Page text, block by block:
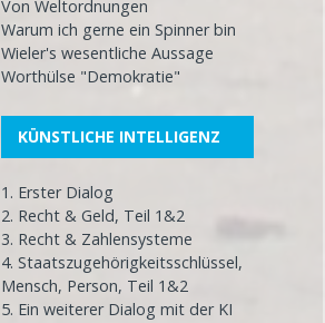
Von Weltordnungen
Warum ich gerne ein Spinner bin
Wieler's wesentliche Aussage
Worthülse "Demokratie"
KÜNSTLICHE INTELLIGENZ
1. Erster Dialog
2. Recht & Geld, Teil 1&2
3. Recht & Zahlensysteme
4. Staatszugehörigkeitsschlüssel,
Mensch, Person, Teil 1&2
5. Ein weiterer Dialog mit der KI